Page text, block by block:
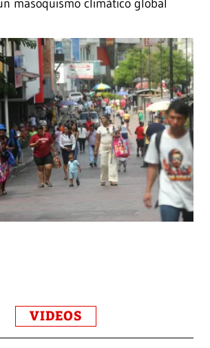
masoquismo climático global
VIDEOS